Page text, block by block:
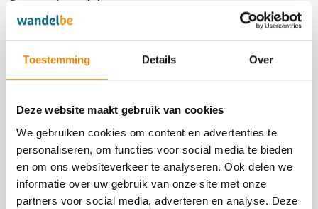
Toestemming Details Over
Deze website maakt gebruik van cookies
We gebruiken cookies om content en advertenties te
personaliseren, om functies voor social media te bieden
en om ons websiteverkeer te analyseren. Ook delen we
informatie over uw gebruik van onze site met onze
partners voor social media, adverteren en analyse. Deze
Georganiseerd door
Globetrotters Hageland vzw
4036
http://www.globetrottershageland.be
Contact
Joseph Stuyts
+32(0)474 42 25 82
globetrotters.hageland@skynet.be